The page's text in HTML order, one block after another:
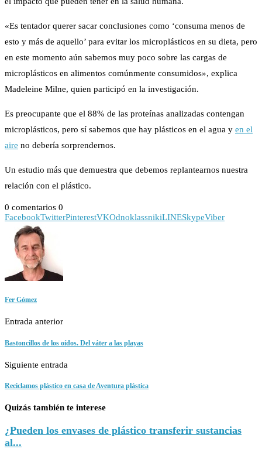
«Es tentador querer sacar conclusiones como ‘consuma menos de
esto y más de aquello’ para evitar los microplásticos en su dieta, pero
en este momento aún sabemos muy poco sobre las cargas de
microplásticos en alimentos comúnmente consumidos», explica
Madeleine Milne, quien participó en la investigación.
Es preocupante que el 88% de las proteínas analizadas contengan
microplásticos, pero sí sabemos que hay plásticos en el agua y en el
aire no debería sorprendernos.
Un estudio más que demuestra que debemos replantearnos nuestra
relación con el plástico.
0 comentarios 0
FacebookTwitterPinterestVKOdnoklassnikiLINESkypeViber
Fer Gómez
Entrada anterior
Bastoncillos de los oídos. Del váter a las playas
Siguiente entrada
Reciclamos plástico en casa de Aventura plástica
Quizás también te interese
¿Pueden los envases de plástico transferir sustancias
al...